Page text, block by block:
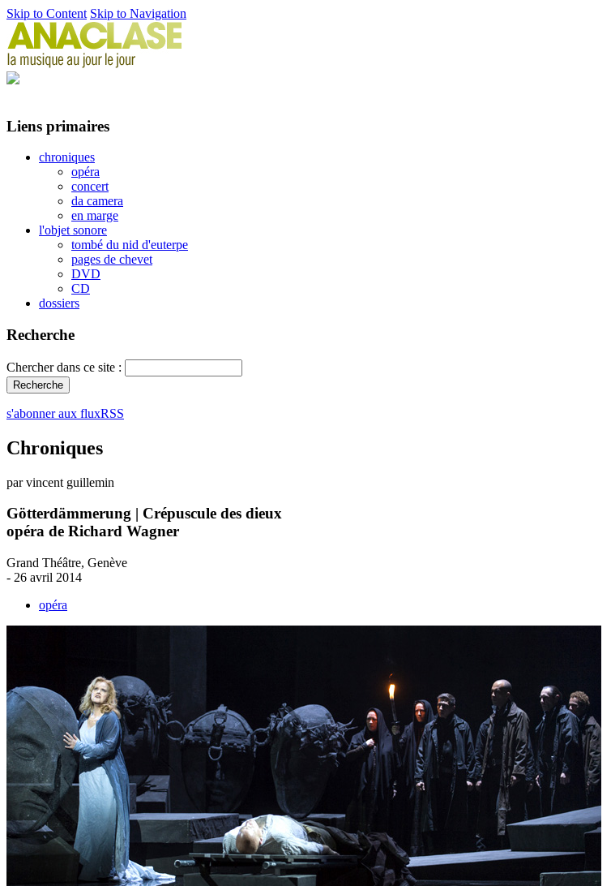
Skip to Content Skip to Navigation
Liens primaires
chroniques
opéra
concert
da camera
en marge
l'objet sonore
tombé du nid d'euterpe
pages de chevet
DVD
CD
dossiers
Recherche
Chercher dans ce site :
s'abonner aux fluxRSS
Chroniques
par vincent guillemin
Götterdämmerung | Crépuscule des dieux
opéra de Richard Wagner
Grand Théâtre, Genève
- 26 avril 2014
opéra